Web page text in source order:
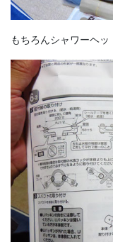
もちろんシャワーヘッ